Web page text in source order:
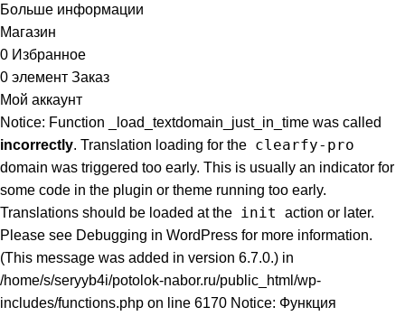
Больше информации
Магазин
0 Избранное
0 элемент Заказ
Мой аккаунт
Notice: Function _load_textdomain_just_in_time was called
incorrectly. Translation loading for the clearfy-pro
domain was triggered too early. This is usually an indicator for
some code in the plugin or theme running too early.
Translations should be loaded at the
init
action or later.
Please see Debugging in WordPress for more information.
(This message was added in version 6.7.0.) in
/home/s/seryyb4i/potolok-nabor.ru/public_html/wp-
includes/functions.php on line 6170 Notice: Функция